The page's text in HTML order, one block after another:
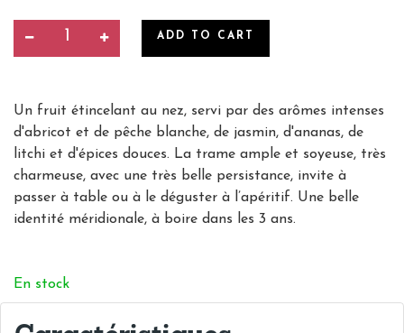
ADD TO CART
Un fruit étincelant au nez, servi par des arômes intenses
d'abricot et de pêche blanche, de jasmin, d'ananas, de
litchi et d'épices douces. La trame ample et soyeuse, très
charmeuse, avec une très belle persistance, invite à
passer à table ou à le déguster à l’apéritif. Une belle
identité méridionale, à boire dans les 3 ans.
En stock